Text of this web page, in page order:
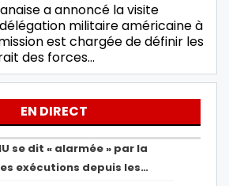
a annoncé la visite
militaire américaine à
est chargée de définir les
des forces…
EN DIRECT
se dit « alarmée » par la
exécutions depuis les…